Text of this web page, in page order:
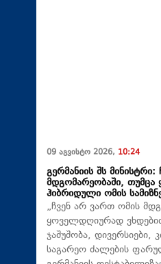
09 აგვისტო 2026, 10:24
გერმანიის შს
მდგომარეობაში,
ჰიბრიდული ომის
„ჩვენ არ ვართ ომის
ყოველდღიურად
ჯაშუშობა, დივერსიები,
საგარეო ძალების